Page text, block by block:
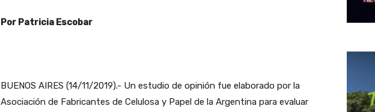
Por Patricia Escobar
BUENOS AIRES (14/11/2019).- Un estudio de opinión fue elaborado por la
Asociación de Fabricantes de Celulosa y Papel de la Argentina para evaluar